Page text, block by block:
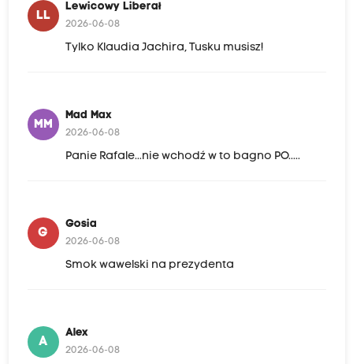
LL
Lewicowy Liberał
2026-06-08
Tylko Klaudia Jachira, Tusku musisz!
MM
Mad Max
2026-06-08
Panie Rafale...nie wchodź w to bagno PO.....
G
Gosia
2026-06-08
Smok wawelski na prezydenta
A
Alex
2026-06-08